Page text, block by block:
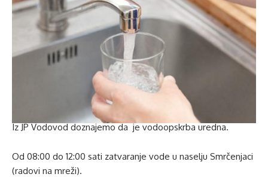
Iz JP Vodovod doznajemo da je vodoopskrba uredna.
Od 08:00 do 12:00 sati zatvaranje vode u naselju Smrčenjaci
(radovi na mreži).